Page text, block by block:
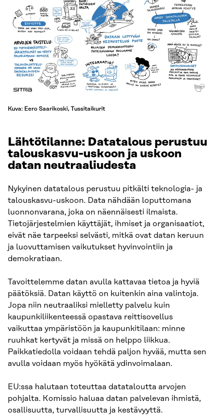
Kuva: Eero Saarikoski, Tussitaikurit
Lähtötilanne: Datatalous perustuu
talouskasvu-uskoon ja uskoon
datan neutraaliudesta
Nykyinen datatalous perustuu pitkälti teknologia- ja
talouskasvu-uskoon. Data nähdään loputtomana
luonnonvarana, joka on näennäisesti ilmaista.
Tietojärjestelmien käyttäjät, ihmiset ja organisaatiot,
eivät näe tarpeeksi selvästi, mitkä ovat datan keruun
ja luovuttamisen vaikutukset hyvinvointiin ja
demokratiaan.
Tavoittelemme datan avulla kattavaa tietoa ja hyviä
päätöksiä. Datan käyttö on kuitenkin aina valintoja.
Jopa niin neutraaliksi mielletty palvelu kuin
kaupunkiliikenteessä opastava reittisovellus
vaikuttaa ympäristöön ja kaupunkitilaan: minne
ruuhkat kertyvät ja missä on helppo liikkua.
Paikkatiedolla voidaan tehdä paljon hyvää, mutta sen
avulla voidaan myös hyökätä ydinvoimalaan.
EU:ssa halutaan toteuttaa datataloutta arvojen
pohjalta. Komissio haluaa datan palvelevan ihmistä,
osallisuutta, turvallisuutta ja kestävyyttä.